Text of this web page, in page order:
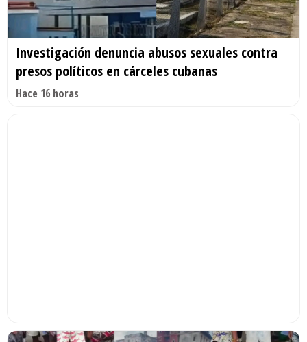
Investigación denuncia abusos sexuales contra
presos políticos en cárceles cubanas
Hace 16 horas